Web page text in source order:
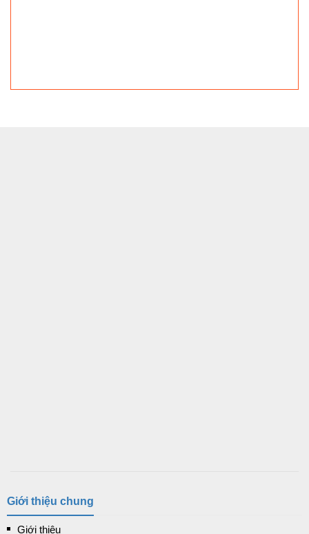
Giới thiệu chung
Giới thiệu